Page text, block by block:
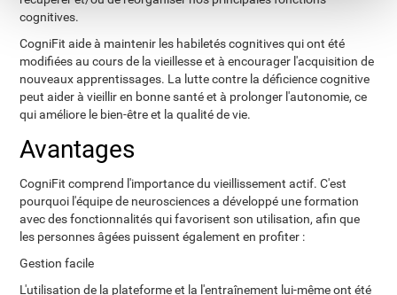
cognitives.
CogniFit aide à maintenir les habiletés cognitives qui ont été
modifiées au cours de la vieillesse et à encourager l'acquisition de
nouveaux apprentissages. La lutte contre la déficience cognitive
peut aider à vieillir en bonne santé et à prolonger l'autonomie, ce
qui améliore le bien-être et la qualité de vie.
Avantages
CogniFit comprend l'importance du vieillissement actif. C'est
pourquoi l'équipe de neurosciences a développé une formation
avec des fonctionnalités qui favorisent son utilisation, afin que
les personnes âgées puissent également en profiter :
Gestion facile
L'utilisation de la plateforme et la l'entraînement lui-même ont été